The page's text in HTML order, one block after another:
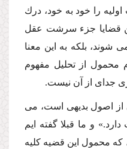
را خود به خود، درك
قضایا جزء سرشت عقل
شوند، بلكه به این معنا
محمول از تحلیل مفهوم
جداى از آن نیست.
از اصول بدیهى است، مى
و ما قبلا گفته ایم
كه محمول این قضیه كلیه